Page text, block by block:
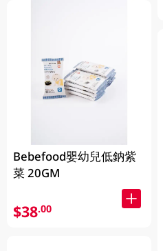
Bebefood嬰幼兒低鈉紫
菜 20GM
$38.00